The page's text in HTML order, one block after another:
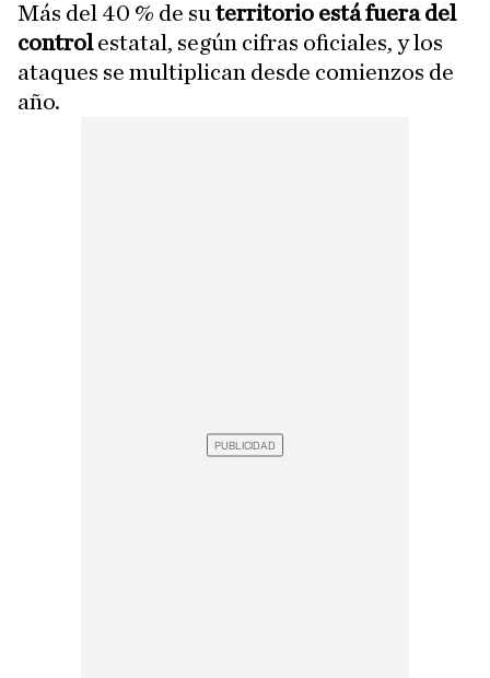
Más del 40 % de su territorio está fuera del
controlestatal, según cifras oficiales, y los
ataques se multiplican desde comienzos de
año.